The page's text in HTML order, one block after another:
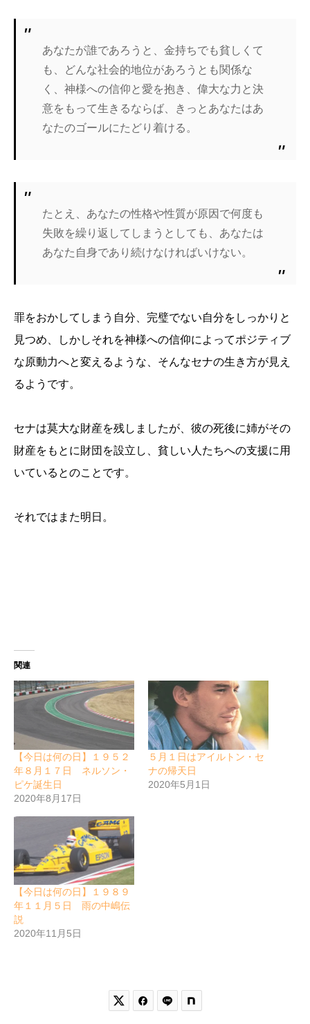
あなたが誰であろうと、金持ちでも貧しくて
も、どんな社会的地位があろうとも関係な
く、神様への信仰と愛を抱き、偉大な力と決
意をもって生きるならば、きっとあなたはあ
なたのゴールにたどり着ける。
たとえ、あなたの性格や性質が原因で何度も
失敗を繰り返してしまうとしても、あなたは
あなた自身であり続けなければいけない。
罪をおかしてしまう自分、完璧でない自分をしっかりと
見つめ、しかしそれを神様への信仰によってポジティブ
な原動力へと変えるような、そんなセナの生き方が見え
るようです。
セナは莫大な財産を残しましたが、彼の死後に姉がその
財産をもとに財団を設立し、貧しい人たちへの支援に用
いているとのことです。
それではまた明日。
関連
【今日は何の日】１９５２
年８月１７日 ネルソン・
ピケ誕生日
2020年8月17日
５月１日はアイルトン・セ
ナの帰天日
2020年5月1日
【今日は何の日】１９８９
年１１月５日 雨の中嶋伝
説
2020年11月5日
 